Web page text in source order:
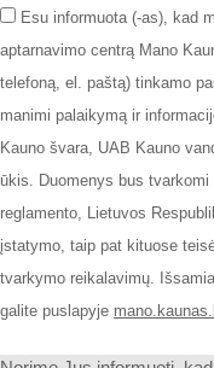
Esu informuota (-as), kad
aptarnavimo centrą Mano
telefoną, el. paštą) tinkamo
manimi palaikymą ir
Kauno švara, UAB Kauno
ūkis. Duomenys bus
reglamento, Lietuvos
įstatymo, taip pat kituose
tvarkymo reikalavimų.
galite puslapyje